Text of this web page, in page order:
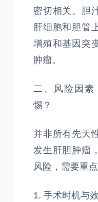
密切相关。胆
肝细胞和胆管
增殖和基因突
肿瘤。
二、风险因素
惕？
并非所有先天
发生肝胆肿瘤
风险，需要重点
1. 手术时机与